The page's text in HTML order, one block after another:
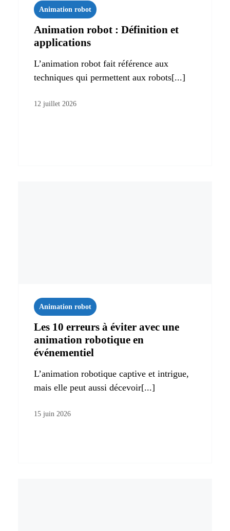
Animation robot
Animation robot : Définition et
applications
L’animation robot fait référence aux
techniques qui permettent aux robots[...]
12 juillet 2026
Animation robot
Les 10 erreurs à éviter avec une
animation robotique en
événementiel
L’animation robotique captive et intrigue,
mais elle peut aussi décevoir[...]
15 juin 2026